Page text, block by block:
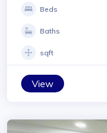
Beds
Baths
sqft
View